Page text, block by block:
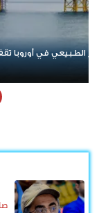
المالي للإخوان في